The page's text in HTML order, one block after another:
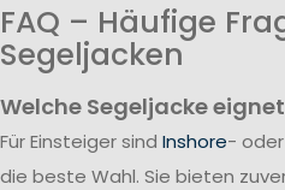
FAQ – Häufige
Segeljacken
Welche Segeljacke
Für Einsteiger sind Inshore- oder
die beste Wahl. Sie bieten